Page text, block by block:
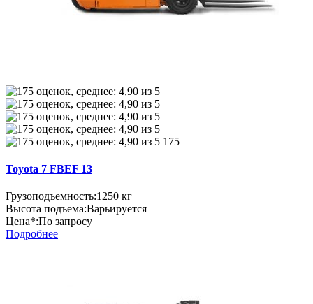
175
Toyota 7 FBEF 13
Грузоподъемность:1250 кг
Высота подъема:Варьируется
Цена*:По запросу
Подробнее